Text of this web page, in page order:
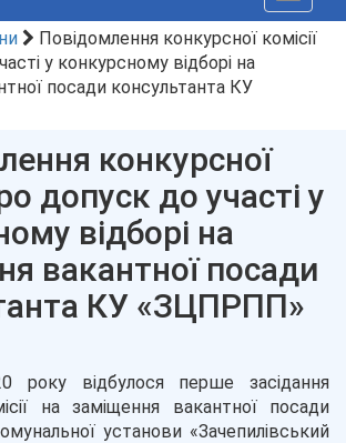
Повідомлення конкурсної комісії
у конкурсному відборі на
посади консультанта КУ
конкурсної
допуск до участі у
відборі на
вакантної посади
КУ «ЗЦПРПП»
року відбулося перше засідання
на заміщення вакантної посади
установи «Зачепилівський